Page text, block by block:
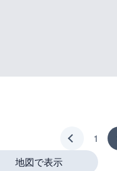
1
地図で表示